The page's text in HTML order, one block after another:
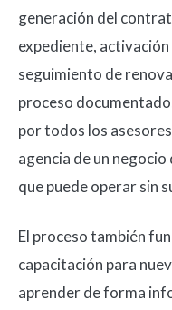
generación del
expediente, activación
seguimiento de
proceso
por todos los
agencia de un
que puede operar sin
El proceso también
capacitación para
aprender de forma